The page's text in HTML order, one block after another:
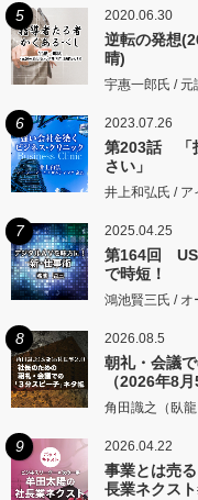
5 2020.06.30
逆転の発想
晴)
宇惠一郎氏 /
6 2023.07.26
第203話 「
さい」
井上和弘氏 /
7 2025.04.25
第164回
で時短！
鴻池賢三氏 /
8 2026.08.5
朝礼・会議
（2026年8月
角田識之（臥
9 2026.04.22
事業とは売
長業ネクス